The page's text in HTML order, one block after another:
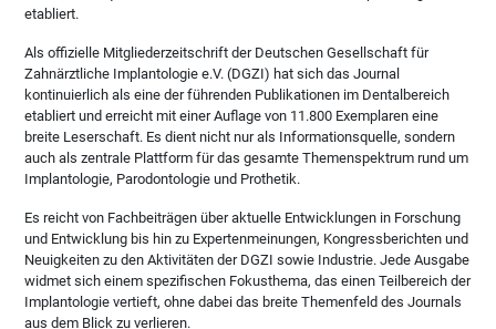
etabliert.
Als offizielle Mitgliederzeitschrift der Deutschen Gesellschaft für
Zahnärztliche Implantologie e.V. (DGZI) hat sich das Journal
kontinuierlich als eine der führenden Publikationen im Dentalbereich
etabliert und erreicht mit einer Auflage von 11.800 Exemplaren eine
breite Leserschaft. Es dient nicht nur als Informationsquelle, sondern
auch als zentrale Plattform für das gesamte Themenspektrum rund um
Implantologie, Parodontologie und Prothetik.
Es reicht von Fachbeiträgen über aktuelle Entwicklungen in Forschung
und Entwicklung bis hin zu Expertenmeinungen, Kongressberichten und
Neuigkeiten zu den Aktivitäten der DGZI sowie Industrie. Jede Ausgabe
widmet sich einem spezifischen Fokusthema, das einen Teilbereich der
Implantologie vertieft, ohne dabei das breite Themenfeld des Journals
aus dem Blick zu verlieren.